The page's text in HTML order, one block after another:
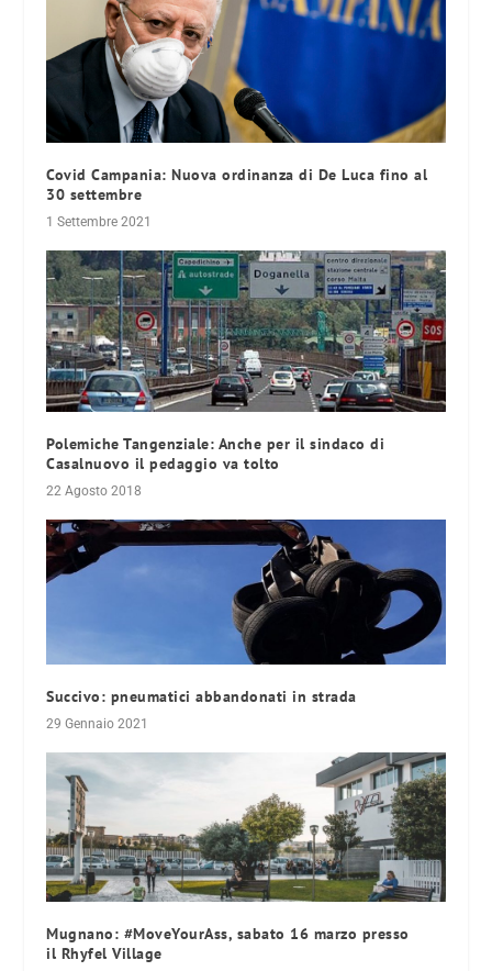
Covid Campania: Nuova ordinanza di De Luca fino al
30 settembre
1 Settembre 2021
Polemiche Tangenziale: Anche per il sindaco di
Casalnuovo il pedaggio va tolto
22 Agosto 2018
Succivo: pneumatici abbandonati in strada
29 Gennaio 2021
Mugnano: #MoveYourAss, sabato 16 marzo presso
il Rhyfel Village